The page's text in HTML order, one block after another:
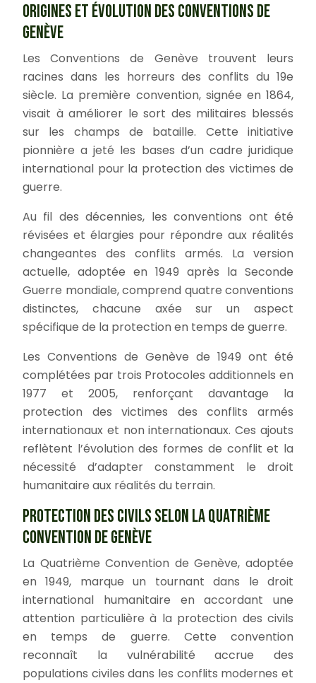
ORIGINES ET ÉVOLUTION DES CONVENTIONS DE
GENÈVE
Les Conventions de Genève trouvent leurs
racines dans les horreurs des conflits du 19e
siècle. La première convention, signée en 1864,
visait à améliorer le sort des militaires blessés
sur les champs de bataille. Cette initiative
pionnière a jeté les bases d’un cadre juridique
international pour la protection des victimes de
guerre.
Au fil des décennies, les conventions ont été
révisées et élargies pour répondre aux réalités
changeantes des conflits armés. La version
actuelle, adoptée en 1949 après la Seconde
Guerre mondiale, comprend quatre conventions
distinctes, chacune axée sur un aspect
spécifique de la protection en temps de guerre.
Les Conventions de Genève de 1949 ont été
complétées par trois Protocoles additionnels en
1977 et 2005, renforçant davantage la
protection des victimes des conflits armés
internationaux et non internationaux. Ces ajouts
reflètent l’évolution des formes de conflit et la
nécessité d’adapter constamment le droit
humanitaire aux réalités du terrain.
PROTECTION DES CIVILS SELON LA QUATRIÈME
CONVENTION DE GENÈVE
La Quatrième Convention de Genève, adoptée
en 1949, marque un tournant dans le droit
international humanitaire en accordant une
attention particulière à la protection des civils
en temps de guerre. Cette convention
reconnaît la vulnérabilité accrue des
populations civiles dans les conflits modernes et